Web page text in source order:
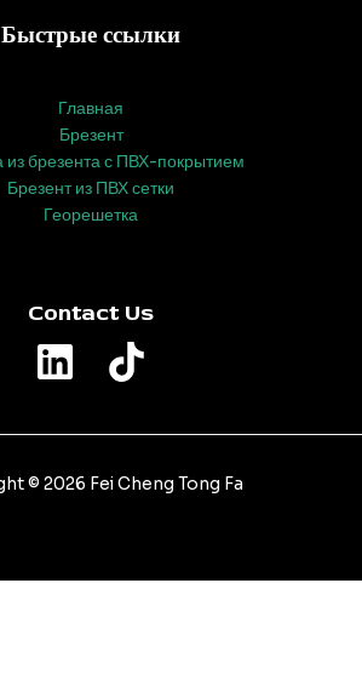
Быстрые ссылки
Главная
Брезент
из брезента с ПВХ-покрытием
Брезент из ПВХ сетки
Георешетка
Contact Us
© 2026 Fei Cheng Tong Fa